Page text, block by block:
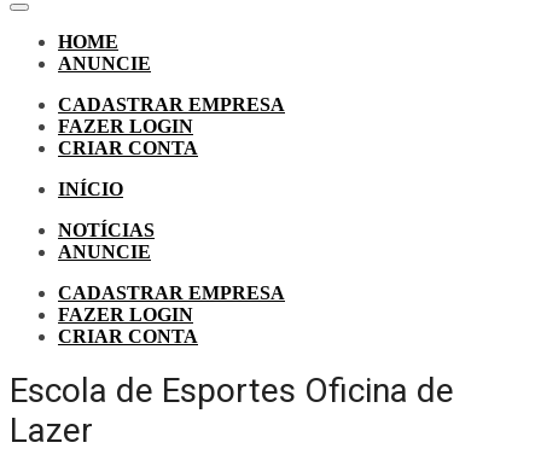
HOME
ANUNCIE
CADASTRAR EMPRESA
FAZER LOGIN
CRIAR CONTA
INÍCIO
NOTÍCIAS
ANUNCIE
CADASTRAR EMPRESA
FAZER LOGIN
CRIAR CONTA
Escola de Esportes Oficina de
Lazer